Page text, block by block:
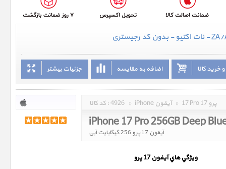
جزئیات بیشتر اضافه به مقایسه خرید کالا
کد کالا : 4926 » iPhone آیفون » 17 Pro 17 پرو
iPhone 17 Pro 256GB Deep
آیفون 17 پرو 256 گیگابایت آبی
ويژگي هاي آيفون 17 پرو